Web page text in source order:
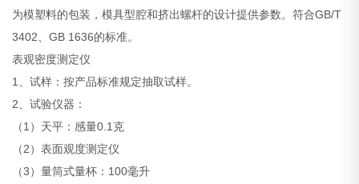
为模塑料的包装，模具型腔和挤出螺杆的设计提供参数。符合GB/T
3402、GB 1636的标准。
表观密度测定仪
1、试样：按产品标准规定抽取试样。
2、试验仪器：
（1）天平：感量0.1克
（2）表面观度测定仪
（3）量筒式量杯：100毫升